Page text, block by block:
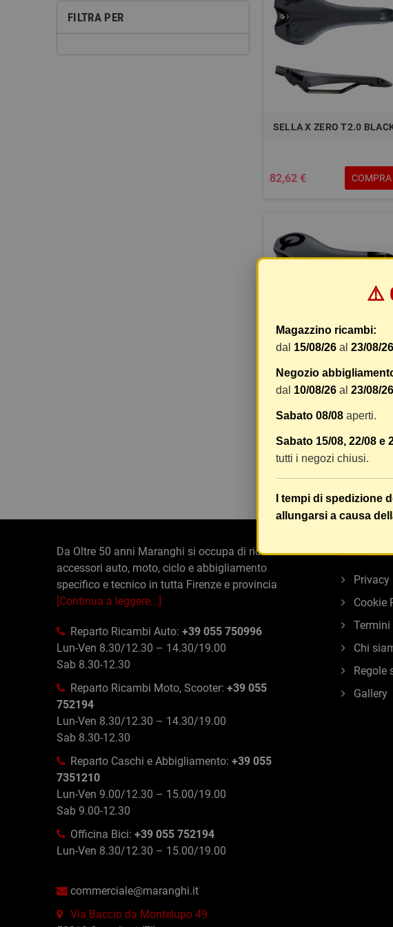
FILTRA PER
SELLA X ZERO T2.0
82,62 € COMPRA
SELLA SCRATCH X8 135 -
T2.0, NERO
86,08 € DETTAGLI
⚠️
Magazzino ricambi:
dal 15/08/26 al 23/08/26
Negozio
dal 10/08/26 al 23/08/26
Sabato 08/08 aperti.
Sabato 15/08, 22/08 e
tutti i negozi chiusi.
I tempi di spedizione
allungarsi a causa
Da Oltre 50 anni Maranghi si occupa di ricambi e
accessori auto, moto, ciclo e abbigliamento
specifico e tecnico in tutta Firenze e provincia
[Continua a leggere...]
Reparto Ricambi Auto: +39 055 750996
Lun-Ven 8.30/12.30 – 14.30/19.00
Sab 8.30-12.30
Reparto Ricambi Moto, Scooter: +39 055
752194
Lun-Ven 8.30/12.30 – 14.30/19.00
Sab 8.30-12.30
Reparto Caschi e Abbigliamento: +39 055
7351210
Lun-Ven 9.00/12.30 – 15.00/19.00
Sab 9.00-12.30
Officina Bici: +39 055 752194
Lun-Ven 8.30/12.30 – 15.00/19.00
commerciale@maranghi.it
Via Baccio da Montelupo 49
Privacy
Cookie
Chi
Regole
Gallery